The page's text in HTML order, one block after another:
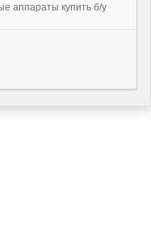
аппараты купить б/у